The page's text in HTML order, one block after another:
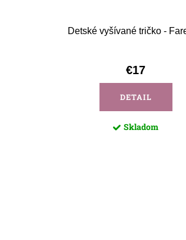
Detské vyšívané tričko -
€17
DETAIL
Skladom